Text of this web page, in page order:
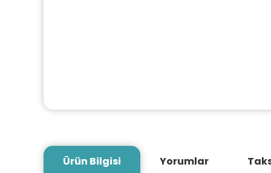
Ürün Bilgisi Yorumlar